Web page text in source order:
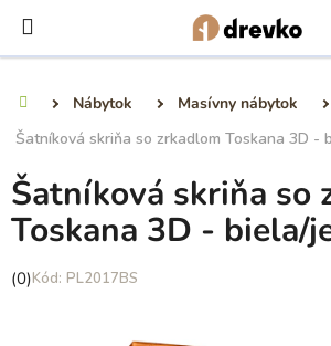
obsah
Nábytok Masívny nábytok
Šatníková skriňa so zrkadlom Toskana 3D -
Šatníková skriňa so
Toskana 3D - biela/
Priemerné
(0) PL2017BS